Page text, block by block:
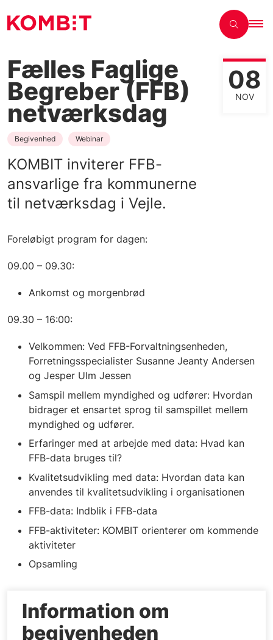
Fælles Faglige
Begreber (FFB)
netværksdag
08
NOV
Begivenhed Webinar
KOMBIT inviterer FFB-
ansvarlige fra kommunerne
til netværksdag i Vejle.
Foreløbigt program for dagen:
09.00 – 09.30:
Ankomst og morgenbrød
09.30 – 16:00:
Velkommen: Ved FFB-Forvaltningsenheden,
Forretningsspecialister Susanne Jeanty Andersen
og Jesper Ulm Jessen
Samspil mellem myndighed og udfører: Hvordan
bidrager et ensartet sprog til samspillet mellem
myndighed og udfører.
Erfaringer med at arbejde med data: Hvad kan
FFB-data bruges til?
Kvalitetsudvikling med data: Hvordan data kan
anvendes til kvalitetsudvikling i organisationen
FFB-data: Indblik i FFB-data
FFB-aktiviteter: KOMBIT orienterer om kommende
aktiviteter
Opsamling
Information om
begivenheden